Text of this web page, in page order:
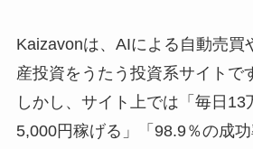
Kaizavonは、AIによる自動売買
産投資をうたう投資系サイトで
しかし、サイト上では「毎日13
5,000円稼げる」「98.9％の成